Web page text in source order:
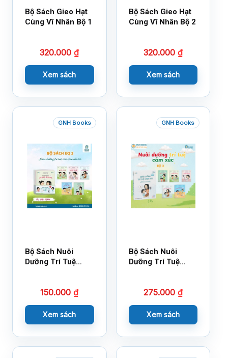
Bộ Sách Gieo Hạt
Cùng Vĩ Nhân Bộ 1
320.000₫
Xem sách
Bộ Sách Gieo Hạt
Cùng Vĩ Nhân Bộ 2
320.000 ₫
Xem sách
GNH Books
Bộ Sách Nuôi
Dưỡng Trí Tuệ
150.000₫
Xem sách
GNH Books
Bộ Sách Nuôi
Dưỡng Trí Tuệ
275.000 ₫
Xem sách